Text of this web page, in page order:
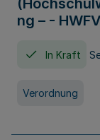
ng – -
In Kraft
Verordnung